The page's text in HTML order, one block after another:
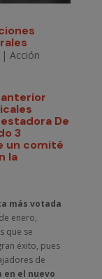
| Acción
anterior
De
3
un comité
la
más votada
enero,
que se
éxito, pues
de
en el nuevo